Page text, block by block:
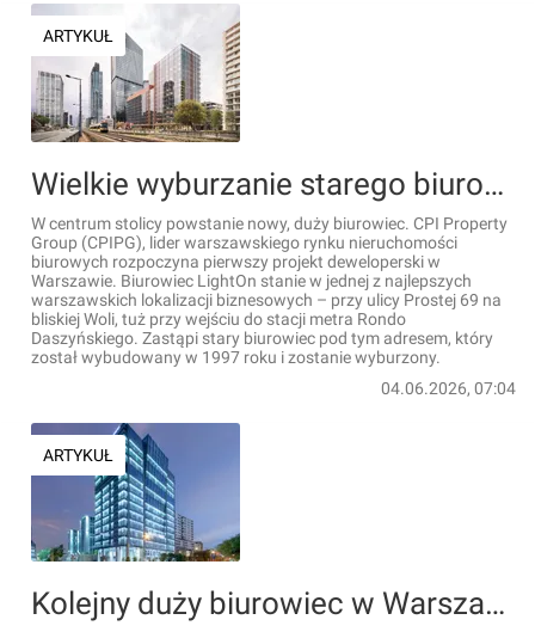
ARTYKUŁ
Wielkie wyburzanie starego biurowca w centrum Warszawy. Zastąpi go nowoczesny, 14-kondygnacyjny LightOn [FILM+WIZUALIZACJE]
W centrum stolicy powstanie nowy, duży biurowiec. CPI Property
Group (CPIPG), lider warszawskiego rynku nieruchomości
biurowych rozpoczyna pierwszy projekt deweloperski w
Warszawie. Biurowiec LightOn stanie w jednej z najlepszych
warszawskich lokalizacji biznesowych – przy ulicy Prostej 69 na
bliskiej Woli, tuż przy wejściu do stacji metra Rondo
Daszyńskiego. Zastąpi stary biurowiec pod tym adresem, który
został wybudowany w 1997 roku i zostanie wyburzony.
04.06.2026, 07:04
ARTYKUŁ
Kolejny duży biurowiec w Warszawie został sprzedany